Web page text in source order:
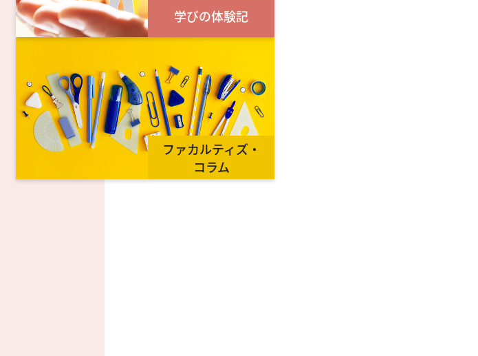
学びの体験記
ファカルティズ・
コラム